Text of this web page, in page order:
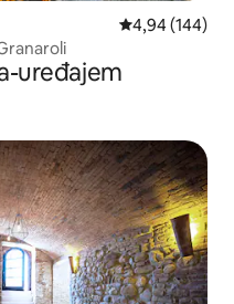
Prosječna
4,94 (144)
uređajem
„Odabrali gosti”